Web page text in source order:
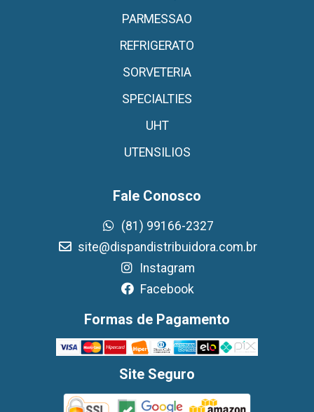
PARMESSAO
REFRIGERATO
SORVETERIA
SPECIALTIES
UHT
UTENSILIOS
Fale Conosco
(81) 99166-2327
site@dispandistribuidora.com.br
Instagram
Facebook
Formas de Pagamento
Site Seguro